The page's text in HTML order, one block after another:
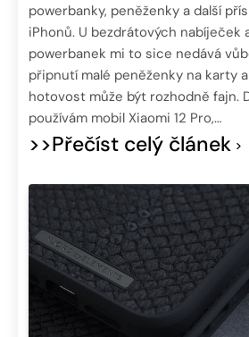
powerbanky, peněženky a další
iPhonů. U bezdrátových nabíječek
powerbanek mi to sice nedává
připnutí malé peněženky na karty
hotovost může být rozhodně fajn.
používám mobil Xiaomi 12 Pro,…
>>Přečíst celý článek